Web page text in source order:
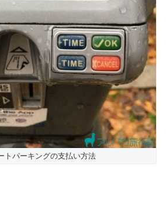
トパーキングの支払い方法